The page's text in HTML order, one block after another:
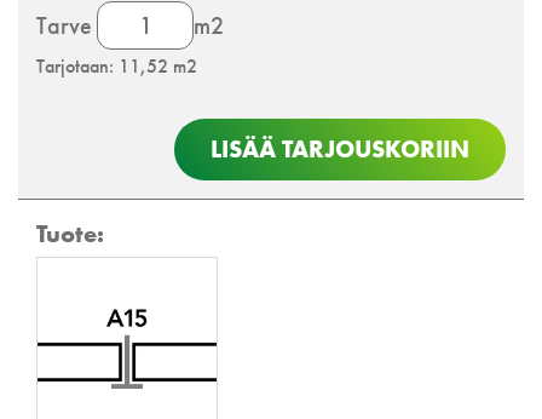
TarveRockfon
Tropic
Plus
m2
Tarjotaan: 11,52 m2
LISÄÄ TARJOUSKORIIN